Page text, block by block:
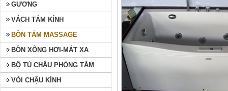
GƯƠNG
VÁCH TẮM KÍNH
BỒN TẮM MASSAGE
BỒN XÔNG HƠI-MÁT XA
BỘ TỦ CHẬU PHÒNG TẮM
VÒI CHẬU KÍNH